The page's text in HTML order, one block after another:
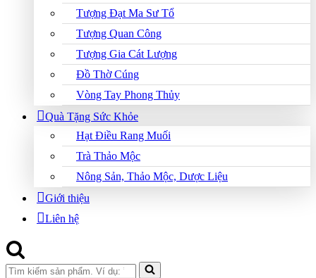
Tượng Đạt Ma Sư Tổ
Tượng Quan Công
Tượng Gia Cát Lượng
Đồ Thờ Cúng
Vòng Tay Phong Thủy
Quà Tặng Sức Khỏe
Hạt Điều Rang Muối
Trà Thảo Mộc
Nông Sản, Thảo Mộc, Dược Liệu
Giới thiệu
Liên hệ
Search